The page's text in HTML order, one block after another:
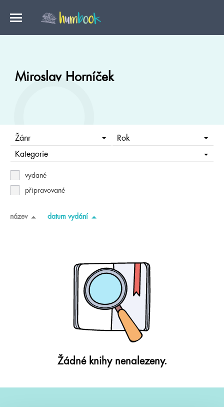
Miroslav Horníček
Žánr Rok
Kategorie
vydané
připravované
název datum vydání
Žádné knihy nenalezeny.